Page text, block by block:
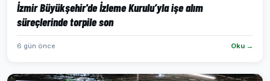
İzmir Büyükşehir'de İzleme Kurulu’yla işe alım
süreçlerinde torpile son
6 gün önce Oku →